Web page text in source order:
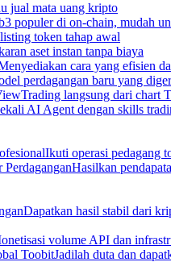
jual mata uang kripto
populer di on-chain, mudah
token tahap awal
aset instan tanpa biaya
cara yang efisien
perdagangan baru yang
Trading langsung dari chart
AI Agent dengan skills
Ikuti operasi pedagang
Hasilkan
Dapatkan hasil stabil dari
volume API dan
ToobitJadilah duta dan